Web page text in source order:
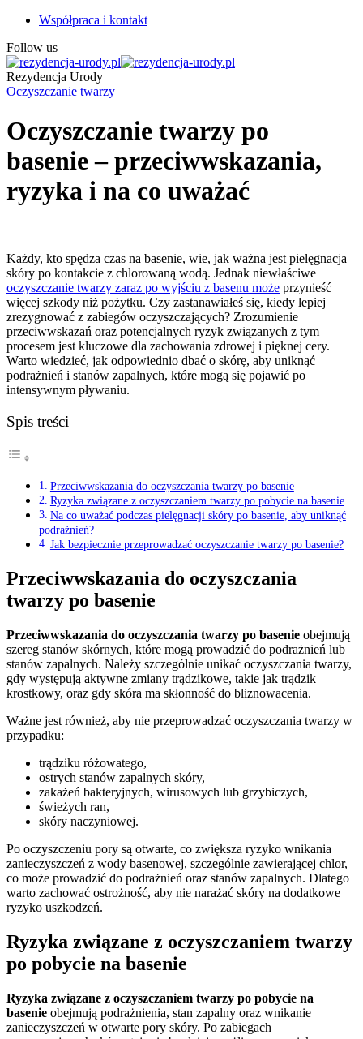
Współpraca i kontakt
Follow us
Rezydencja Urody
Oczyszczanie twarzy
Oczyszczanie twarzy po
basenie – przeciwwskazania,
ryzyka i na co uważać
Każdy, kto spędza czas na basenie, wie, jak ważna jest pielęgnacja
skóry po kontakcie z chlorowaną wodą. Jednak niewłaściwe
oczyszczanie twarzy zaraz po wyjściu z basenu może przynieść
więcej szkody niż pożytku. Czy zastanawiałeś się, kiedy lepiej
zrezygnować z zabiegów oczyszczających? Zrozumienie
przeciwwskazań oraz potencjalnych ryzyk związanych z tym
procesem jest kluczowe dla zachowania zdrowej i pięknej cery.
Warto wiedzieć, jak odpowiednio dbać o skórę, aby uniknąć
podrażnień i stanów zapalnych, które mogą się pojawić po
intensywnym pływaniu.
Spis treści
Przeciwwskazania do oczyszczania twarzy po basenie
Ryzyka związane z oczyszczaniem twarzy po pobycie na basenie
Na co uważać podczas pielęgnacji skóry po basenie, aby uniknąć
podrażnień?
Jak bezpiecznie przeprowadzać oczyszczanie twarzy po basenie?
Przeciwwskazania do oczyszczania
twarzy po basenie
Przeciwwskazania do oczyszczania twarzy po basenie obejmują
szereg stanów skórnych, które mogą prowadzić do podrażnień lub
stanów zapalnych. Należy szczególnie unikać oczyszczania twarzy,
gdy występują aktywne zmiany trądzikowe, takie jak trądzik
krostkowy, oraz gdy skóra ma skłonność do bliznowacenia.
Ważne jest również, aby nie przeprowadzać oczyszczania twarzy w
przypadku:
trądziku różowatego,
ostrych stanów zapalnych skóry,
zakażeń bakteryjnych, wirusowych lub grzybiczych,
świeżych ran,
skóry naczyniowej.
Po oczyszczeniu pory są otwarte, co zwiększa ryzyko wnikania
zanieczyszczeń z wody basenowej, szczególnie zawierającej chlor,
co może prowadzić do podrażnień oraz stanów zapalnych. Dlatego
warto zachować ostrożność, aby nie narażać skóry na dodatkowe
ryzyko uszkodzeń.
Ryzyka związane z oczyszczaniem twarzy
po pobycie na basenie
Ryzyka związane z oczyszczaniem twarzy po pobycie na
basenie obejmują podrażnienia, stan zapalny oraz wnikanie
zanieczyszczeń w otwarte pory skóry. Po zabiegach